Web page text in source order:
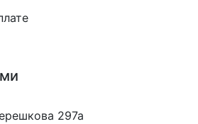
297а